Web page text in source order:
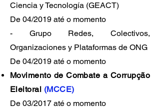
Ciencia y Tecnología (GEACT)
De 04/2019 até o momento
- Grupo Redes, Colectivos,
Organizaciones y Plataformas de ONG
De 04/2019 até o momento
Movimento de Combate a Corrupção
Eleitoral (MCCE)
De 03/2017 até o momento